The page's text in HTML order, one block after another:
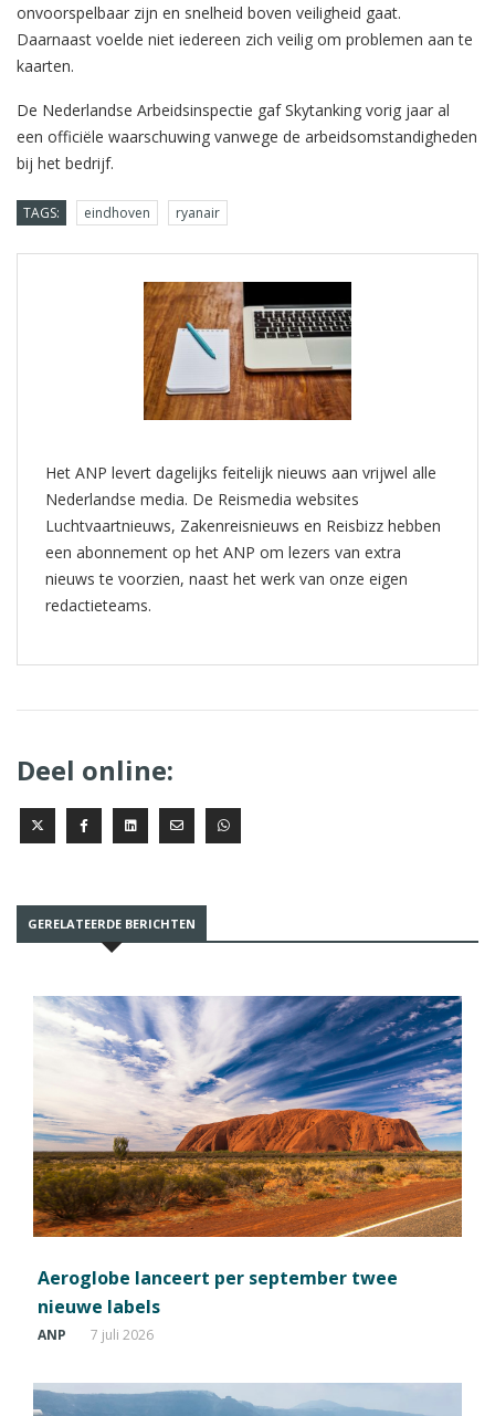
onvoorspelbaar zijn en snelheid boven veiligheid gaat.
Daarnaast voelde niet iedereen zich veilig om problemen aan te
kaarten.
De Nederlandse Arbeidsinspectie gaf Skytanking vorig jaar al
een officiële waarschuwing vanwege de arbeidsomstandigheden
bij het bedrijf.
TAGS: eindhoven ryanair
Het ANP levert dagelijks feitelijk nieuws aan vrijwel alle
Nederlandse media. De Reismedia websites
Luchtvaartnieuws, Zakenreisnieuws en Reisbizz hebben
een abonnement op het ANP om lezers van extra
nieuws te voorzien, naast het werk van onze eigen
redactieteams.
Deel online:
GERELATEERDE BERICHTEN
Aeroglobe lanceert per september twee
nieuwe labels
ANP 7 juli 2026